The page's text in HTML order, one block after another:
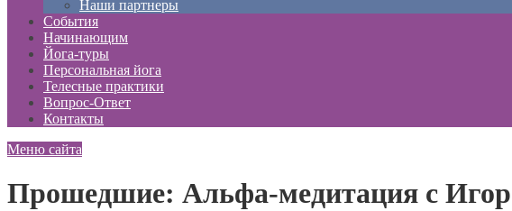
Наши партнеры
События
Начинающим
Йога-туры
Персональная йога
Телесные практики
Вопрос-Ответ
Контакты
Меню сайта
Прошедшие: Альфа-медитация с